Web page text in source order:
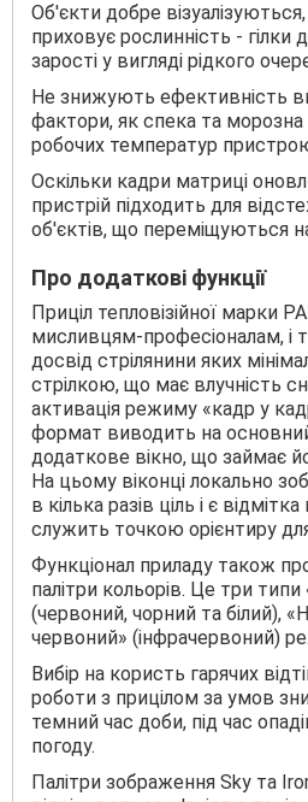
Об'єкти добре
приховує рослинність - гілки
зарості у вигляді рідкого
Не знижують ефективність
фактори, як спека та
робочих температур
Оскільки кадри матриці
пристрій підходить для
об'єктів, що переміщуються
Про додаткові функції
Приціл тепловізійної марки
мисливцям-професіоналам, і
досвід стрілянини яких
стрілкою, що має влучність
активація режиму «кадр у
формат виводить на
додаткове вікно, що займає
На цьому віконці локально
в кілька разів ціль і є
служить точкою орієнтиру
Функціонал приладу також
палітри кольорів. Це три типи
(червоний, чорний та білий),
червоний» (інфрачервоний)
Вибір на користь гарячих
роботи з прицілом за умов
темний час доби, під час
погоду.
Палітри зображення Sky та